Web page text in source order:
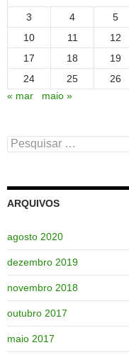
3
4 5
10
11 12
17
18 19
24
25 26
« mar
maio »
Pesquisar
por:
ARQUIVOS
agosto 2020
dezembro 2019
novembro 2018
outubro 2017
maio 2017